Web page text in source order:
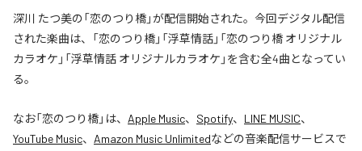
深川 たつ美の「恋のつり橋」が配信開始された。今回デジタル配信
された楽曲は、「恋のつり橋」「浮草情話」「恋のつり橋 オリジナル
カラオケ」「浮草情話 オリジナルカラオケ」を含む全4曲となってい
る。
なお「恋のつり橋」は、 Apple Music、 Spotify、 LINE MUSIC、
YouTube Music、 Amazon Music Unlimitedなどの音楽配信サービスで